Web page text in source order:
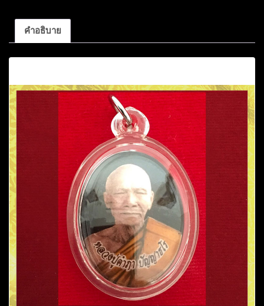
ธโร
เทพ
ราม
อ.กุดจับ
จ.อุดรธานี
ชิ้น
คำอธิบาย